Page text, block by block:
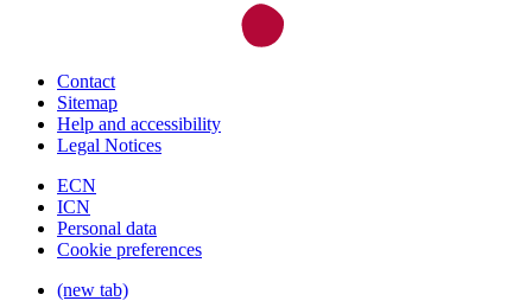
Contact
Sitemap
Help and accessibility
Legal Notices
ECN
ICN
Personal data
Cookie preferences
(new tab)